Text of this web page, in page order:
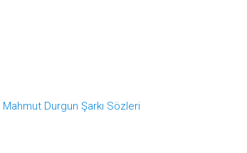
Mahmut Durgun Şarkı Sözleri